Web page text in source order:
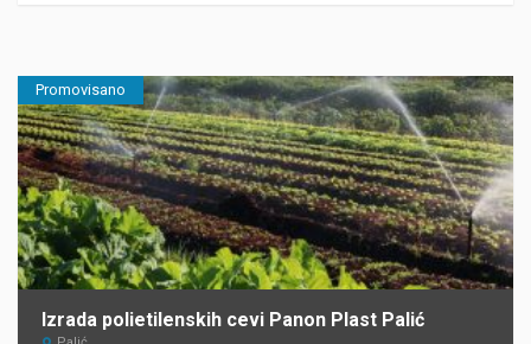
Promovisano
Izrada polietilenskih cevi Panon Plast Palić